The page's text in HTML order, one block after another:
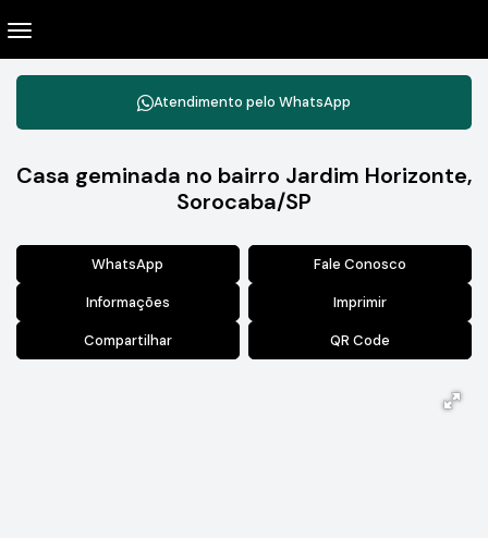
Atendimento pelo WhatsApp
Casa geminada no bairro Jardim Horizonte,
Sorocaba/SP
WhatsApp Fale Conosco
Informações Imprimir
Compartilhar QR Code